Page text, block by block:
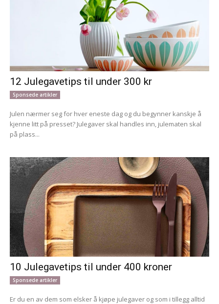
12 Julegavetips til under 300 kr
Sponsede artikler
Julen nærmer seg for hver eneste dag og du begynner kanskje å
kjenne litt på presset? Julegaver skal handles inn, julematen skal
på plass...
10 Julegavetips til under 400 kroner
Sponsede artikler
Er du en av dem som elsker å kjøpe julegaver og som i tillegg alltid